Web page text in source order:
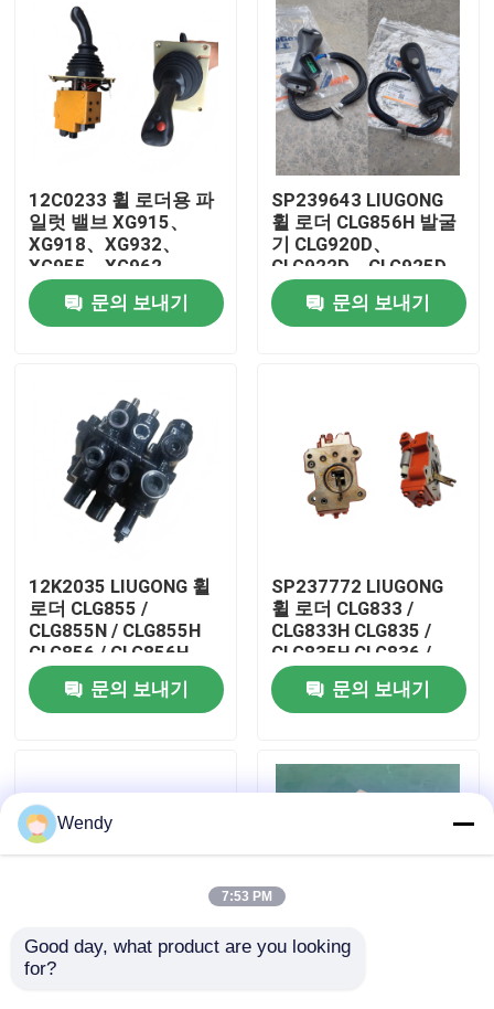
제품
화면
우리에 대하여
공장 여행
품질 관리
연락주세요
뉴스
12C0233 휠 로더용 파
일럿 밸브 XG915、
XG918、XG932、
XG955、XG962、
XG982 예비 부품
문의 보내기
SP239643 LIUGONG
휠 로더 CLG856H 발굴
기 CLG920D、
CLG922D、CLG925D
CLG933E、CLG936D、
CLG939E문의 보내기
12K2035 LIUGONG 휠
로더 CLG855 /
CLG855N / CLG855H
CLG856 / CLG856H
CLG50CN / CLG50C를
위한 다중 방향 밸브
문의 보내기
SP237772 LIUGONG
휠 로더 CLG833 /
CLG833H CLG835 /
CLG835H CLG836 /
CLG836H ZL30E /
ZL30F에 대한 제어 밸
브 조립
문의 보내기
SP161058 류건 휠 로
Wendy
7:53 PM
Good day, what product are you looking
for?